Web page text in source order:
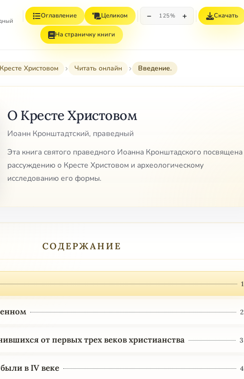
Оглавление Целиком − 125% + Скачать
На страничку книги
Христовом Читать онлайн Введение.
О Кресте Христовом
Иоанн Кронштадтский, праведный
Эта книга святого праведного Иоанна Кронштадского посвящена
рассуждению о Кресте Христовом и археологическому
исследованию его формы.
СОДЕРЖАНИЕ
1
2
от первых трех веков христианства 3
в IV веке 4